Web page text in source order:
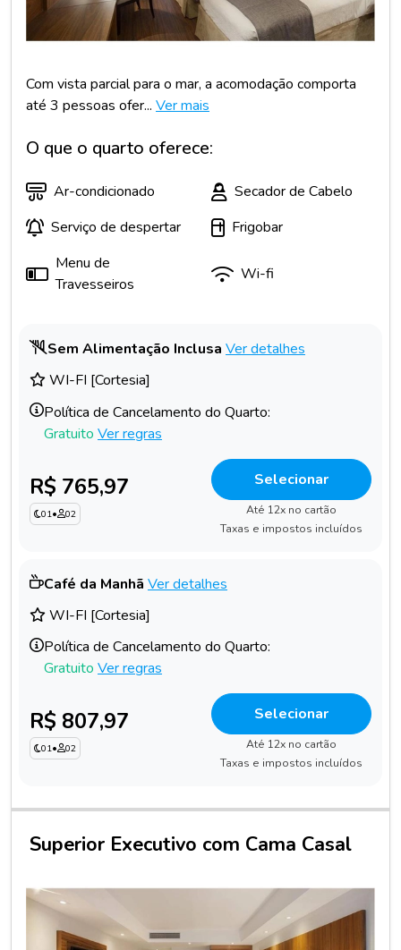
Com vista parcial para o mar, a acomodação comporta
até 3 pessoas ofer... Ver mais
O que o quarto oferece:
Ar-condicionado
Secador de Cabelo
Serviço de despertar
Frigobar
Menu de
Travesseiros
Wi-fi
Sem Alimentação Inclusa Ver detalhes
WI-FI [Cortesia]
Política de Cancelamento do Quarto:
Gratuito Ver regras
R$ 765,97
01• 02
Selecionar
Até 12x no cartão
Taxas e impostos incluídos
Café da Manhã Ver detalhes
WI-FI [Cortesia]
Política de Cancelamento do Quarto:
Gratuito Ver regras
R$ 807,97
01• 02
Selecionar
Até 12x no cartão
Taxas e impostos incluídos
Superior Executivo com Cama Casal